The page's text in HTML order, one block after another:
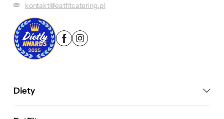
kontakt@eatfitcatering.pl
Diety